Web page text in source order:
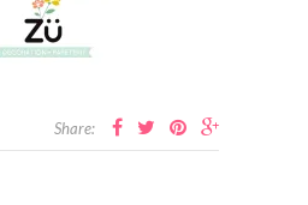
Share: